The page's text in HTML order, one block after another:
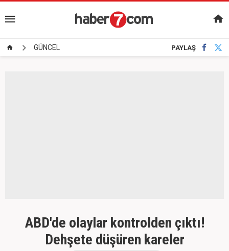
GÜNCEL PAYLAŞ
ABD'de olaylar kontrolden çıktı!
Dehşete düşüren kareler